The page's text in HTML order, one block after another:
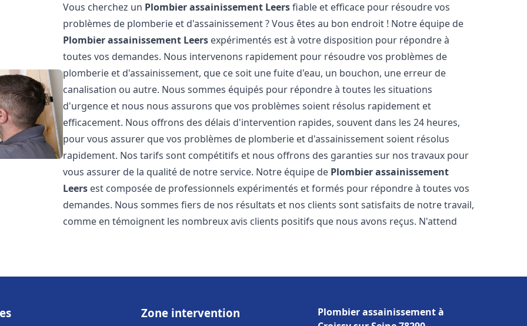
Vous cherchez un Plombier assainissement Leersfiable et efficace pour résoudre vos
problèmes de plomberie et d'assainissement ? Vous êtes au bon endroit ! Notre équipe de
Plombier assainissement Leers expérimentés est à votre disposition pour répondre à
toutes vos demandes. Nous intervenons rapidement pour résoudre vos problèmes de
plomberie et d'assainissement, que ce soit une fuite d'eau, un bouchon, une erreur de
canalisation ou autre. Nous sommes équipés pour répondre à toutes les situations
d'urgence et nous nous assurons que vos problèmes soient résolus rapidement et
efficacement. Nous offrons des délais d'intervention rapides, souvent dans les 24 heures,
pour vous assurer que vos problèmes de plomberie et d'assainissement soient résolus
rapidement. Nos tarifs sont compétitifs et nous offrons des garanties sur nos travaux pour
vous assurer de la qualité de notre service. Notre équipe de Plombier assainissement
Leers est composée de professionnels expérimentés et formés pour répondre à toutes vos
demandes. Nous sommes fiers de nos résultats et nos clients sont satisfaits de notre travail,
comme en témoignent les nombreux avis clients positifs que nous avons reçus. N'attend
Zone intervention
Plombier assainissement à